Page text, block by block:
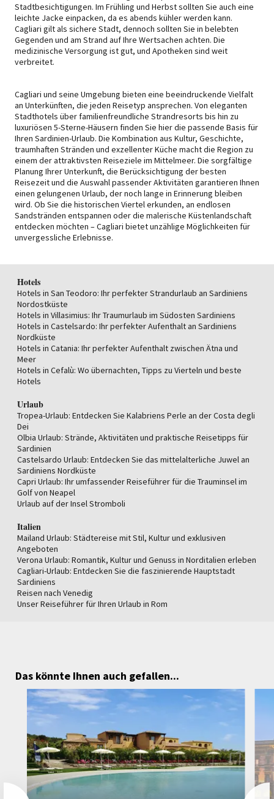
Stadtbesichtigungen. Im Frühling und Herbst sollten Sie auch eine
leichte Jacke einpacken, da es abends kühler werden kann.
Cagliari gilt als sichere Stadt, dennoch sollten Sie in belebten
Gegenden und am Strand auf Ihre Wertsachen achten. Die
medizinische Versorgung ist gut, und Apotheken sind weit
verbreitet.
Cagliari und seine Umgebung bieten eine beeindruckende Vielfalt
an Unterkünften, die jeden Reisetyp ansprechen. Von eleganten
Stadthotels über familienfreundliche Strandresorts bis hin zu
luxuriösen 5-Sterne-Häusern finden Sie hier die passende Basis für
Ihren Sardinien-Urlaub. Die Kombination aus Kultur, Geschichte,
traumhaften Stränden und exzellenter Küche macht die Region zu
einem der attraktivsten Reiseziele im Mittelmeer. Die sorgfältige
Planung Ihrer Unterkunft, die Berücksichtigung der besten
Reisezeit und die Auswahl passender Aktivitäten garantieren Ihnen
einen gelungenen Urlaub, der noch lange in Erinnerung bleiben
wird. Ob Sie die historischen Viertel erkunden, an endlosen
Sandstränden entspannen oder die malerische Küstenlandschaft
entdecken möchten – Cagliari bietet unzählige Möglichkeiten für
unvergessliche Erlebnisse.
Hotels
Hotels in San Teodoro: Ihr perfekter Strandurlaub an Sardiniens
Nordostküste
Hotels in Villasimius: Ihr Traumurlaub im Südosten Sardiniens
Hotels in Castelsardo: Ihr perfekter Aufenthalt an Sardiniens
Nordküste
Hotels in Catania: Ihr perfekter Aufenthalt zwischen Ätna und
Meer
Hotels in Cefalù: Wo übernachten, Tipps zu Vierteln und beste
Hotels
Urlaub
Tropea-Urlaub: Entdecken Sie Kalabriens Perle an der Costa degli
Dei
Olbia Urlaub: Strände, Aktivitäten und praktische Reisetipps für
Sardinien
Castelsardo Urlaub: Entdecken Sie das mittelalterliche Juwel an
Sardiniens Nordküste
Capri Urlaub: Ihr umfassender Reiseführer für die Trauminsel im
Golf von Neapel
Urlaub auf der Insel Stromboli
Italien
Mailand Urlaub: Städtereise mit Stil, Kultur und exklusiven
Angeboten
Verona Urlaub: Romantik, Kultur und Genuss in Norditalien erleben
Cagliari-Urlaub: Entdecken Sie die faszinierende Hauptstadt
Sardiniens
Reisen nach Venedig
Unser Reiseführer für Ihren Urlaub in Rom
Das könnte Ihnen auch gefallen...